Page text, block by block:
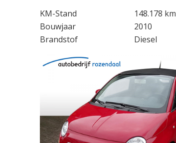
KM-Stand
148.178 km
Bouwjaar
2010
Brandstof
Diesel